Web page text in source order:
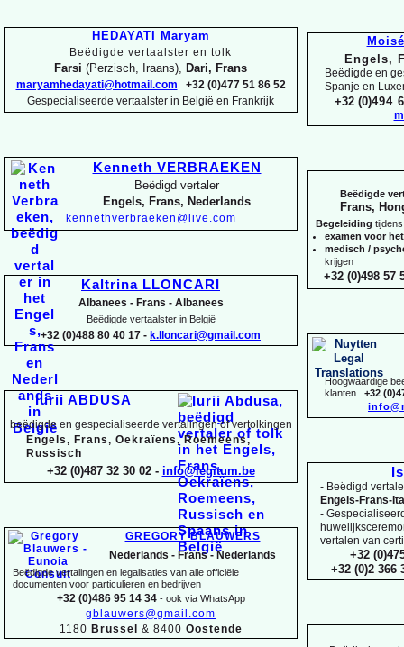
Engels,
Beëdigde en
Spanje en
+32 (0)494
Beëdigde
Frans,
Begeleiding
examen voor
medisch /
krijgen
+32 (0)498 57
Hoogwaardige
klanten +32
- Beëdigd
Engels-Frans-
-
vertalen van
+32
+32 (0)2 366
HEDAYATI Maryam
Beëdigde vertaalster en tolk
Farsi (Perzisch, Iraans), Dari, Frans
maryamhedayati@hotmail.com
+32 (0)477 51 86 52
Gespecialiseerde vertaalster in België en Frankrijk
Kenneth VERBRAEKEN
Beëdigd vertaler
Engels, Frans, Nederlands
kennethverbraeken@live.com
Kaltrina LLONCARI
Albanees -Frans -Albanees
Beëdigde vertaalster in België
+32 (0)488 80 40 17 - k.lloncari@gmail.com
Iurii ABDUSA
beëdigde en gespecialiseerde vertalingen of vertolkingen
Engels, Frans, Oekraïens, Roemeens,
Russisch
+32 (0)487 32 30 02 - info@legitum.be
GREGORY BLAUWERS
Nederlands - Frans -Nederlands
Beëdigde vertalingen en legalisaties van alle officiële
documenten voor particulieren en bedrijven
+32 (0)486 95 14 34 -ook via WhatsApp
gblauwers@gmail.com
1180 Brussel & 8400 Oostende